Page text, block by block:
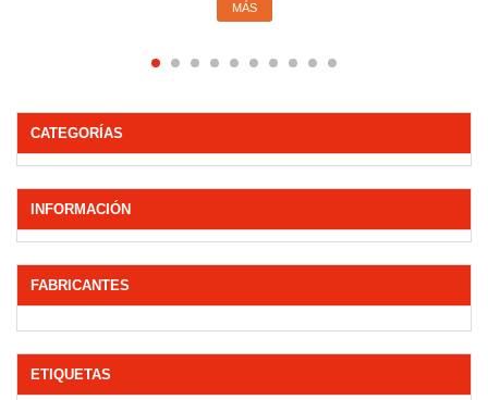
MÁS
CATEGORÍAS
INFORMACIÓN
FABRICANTES
ETIQUETAS